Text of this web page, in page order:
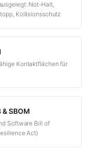
Not-Halt,
Kollisionsschutz
Kontaktflächen für
SBOM
Software Bill of
Act)